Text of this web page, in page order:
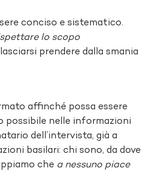
conciso e sistematico.
lo scopo
prendere dalla smania
affinché possa essere
possibile nelle informazioni
dell’intervista, già a
basilari: chi sono, da dove
che a nessuno piace